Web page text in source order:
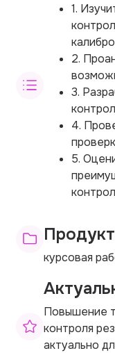
1.
2.
3.
4.
5.
Продукт
курсовая
Повышение
контроля
актуально